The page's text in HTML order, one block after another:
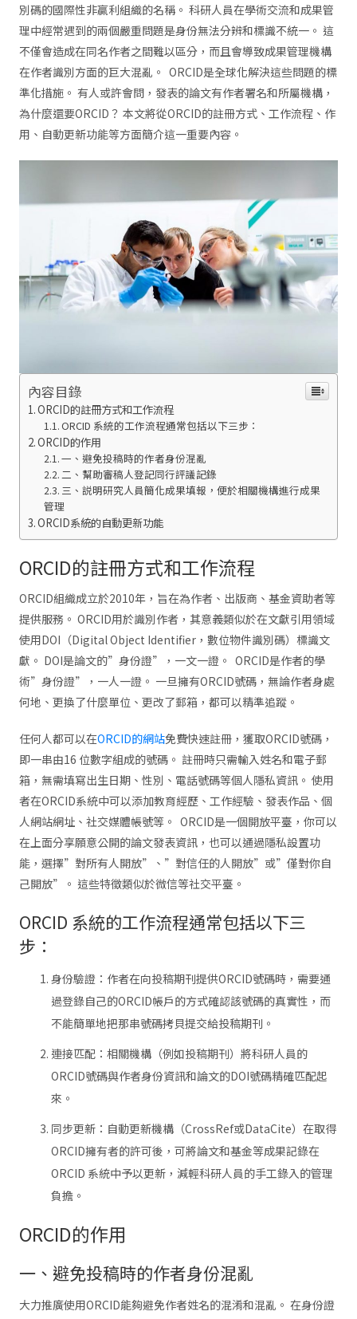
別碼的國際性非贏利組織的名稱。 科研人員在學術交流和成果管
理中經常遇到的兩個嚴重問題是身份無法分辨和標識不統一。 這
不僅會造成在同名作者之間難以區分，而且會導致成果管理機構
在作者識別方面的巨大混亂。 ORCID是全球化解決這些問題的標
準化措施。 有人或許會問，發表的論文有作者署名和所屬機構，
為什麼還要ORCID？ 本文將從ORCID的註冊方式、工作流程、作
用、自動更新功能等方面簡介這一重要內容。
內容目錄
ORCID的註冊方式和工作流程
ORCID 系統的工作流程通常包括以下三步：
ORCID的作用
一、避免投稿時的作者身份混亂
二、幫助審稿人登記同行評議記錄
三、説明研究人員簡化成果填報，便於相關機構進行成果
管理
ORCID系統的自動更新功能
ORCID的註冊方式和工作流程
ORCID組織成立於2010年，旨在為作者、出版商、基金資助者等
提供服務。 ORCID用於識別作者，其意義類似於在文獻引用領域
使用DOI（Digital Object Identifier，數位物件識別碼）標識文
獻。 DOI是論文的”身份證”，一文一證。 ORCID是作者的學
術”身份證”，一人一證。 一旦擁有ORCID號碼，無論作者身處
何地、更換了什麼單位、更改了郵箱，都可以精準追蹤。
任何人都可以在ORCID的網站免費快速註冊，獲取ORCID號碼，
即一串由16 位數字組成的號碼。 註冊時只需輸入姓名和電子郵
箱，無需填寫出生日期、性別、電話號碼等個人隱私資訊。 使用
者在ORCID系統中可以添加教育經歷、工作經驗、發表作品、個
人網站網址、社交媒體帳號等。 ORCID是一個開放平臺，你可以
在上面分享願意公開的論文發表資訊，也可以通過隱私設置功
能，選擇”對所有人開放”、”對信任的人開放”或”僅對你自
己開放”。 這些特徵類似於微信等社交平臺。
ORCID 系統的工作流程通常包括以下三
步：
身份驗證：作者在向投稿期刊提供ORCID號碼時，需要通
過登錄自己的ORCID帳戶的方式確認該號碼的真實性，而
不能簡單地把那串號碼拷貝提交給投稿期刊。
連接匹配：相關機構（例如投稿期刊）將科研人員的
ORCID號碼與作者身份資訊和論文的DOI號碼精確匹配起
來。
同步更新：自動更新機構（CrossRef或DataCite）在取得
ORCID擁有者的許可後，可將論文和基金等成果記錄在
ORCID 系統中予以更新，減輕科研人員的手工錄入的管理
負擔。
ORCID的作用
一、避免投稿時的作者身份混亂
大力推廣使用ORCID能夠避免作者姓名的混淆和混亂。 在身份證